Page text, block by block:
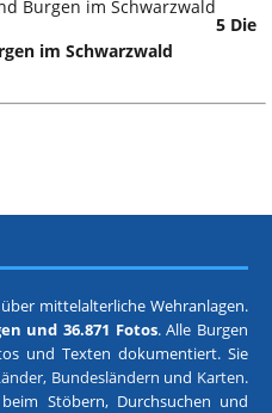
5 Die
im Schwarzwald
mittelalterliche Wehranlagen.
und 36.871 Fotos. Alle Burgen
und Texten dokumentiert. Sie
Bundesländern und Karten.
Stöbern, Durchsuchen und